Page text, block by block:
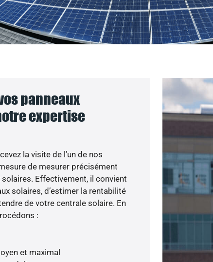
panneaux
expertise
la visite de l’un de nos
de mesurer précisément
solaires. Effectivement, il convient
solaires, d’estimer la rentabilité
de votre centrale solaire. En
:
et maximal